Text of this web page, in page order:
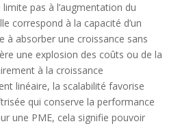
pas à l’augmentation du
correspond à la capacité d’un
à absorber une croissance sans
une explosion des coûts ou de la
à la croissance
linéaire, la scalabilité favorise
qui conserve la performance
une PME, cela signifie pouvoir